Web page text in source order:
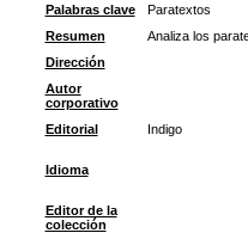
Palabras clave
Paratextos
Resumen
Analiza los
Dirección
Autor
corporativo
Editorial
Indigo
Idioma
Editor de la
colección